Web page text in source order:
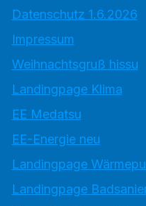
Datenschutz 1.6.2026
Impressum
Weihnachtsgruß hissu
Landingpage Klima
EE Medatsu
EE-Energie neu
Landingpage
Landingpage